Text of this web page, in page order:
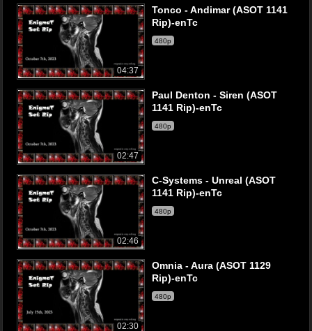
04:37
Tonco - Andimar (ASOT 1141
Rip)-enTc
480p
02:47
Paul Denton - Siren (ASOT
1141 Rip)-enTc
480p
02:46
C-Systems - Unreal (ASOT
1141 Rip)-enTc
480p
02:30
Omnia - Aura (ASOT 1129
Rip)-enTc
480p